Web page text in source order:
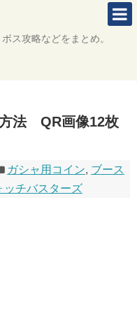
ス攻略などをまとめ。
法 QR画像12枚
ガシャ用コイン, ブース
ッチバスターズ